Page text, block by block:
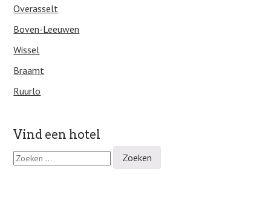
Overasselt
Boven-Leeuwen
Wissel
Braamt
Ruurlo
Vind een hotel
Z
o